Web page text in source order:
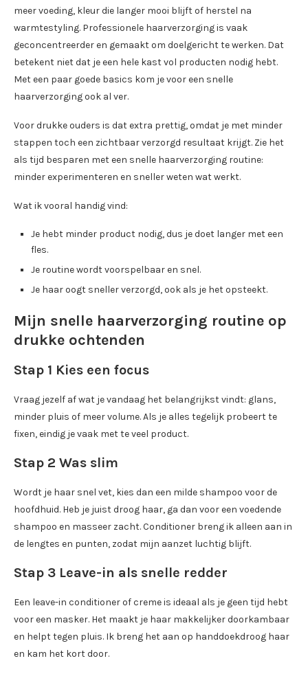
meer voeding, kleur die langer mooi blijft of herstel na
warmtestyling. Professionele haarverzorging is vaak
geconcentreerder en gemaakt om doelgericht te werken. Dat
betekent niet dat je een hele kast vol producten nodig hebt.
Met een paar goede basics kom je voor een snelle
haarverzorging ook al ver.
Voor drukke ouders is dat extra prettig, omdat je met minder
stappen toch een zichtbaar verzorgd resultaat krijgt. Zie het
als tijd besparen met een snelle haarverzorging routine:
minder experimenteren en sneller weten wat werkt.
Wat ik vooral handig vind:
Je hebt minder product nodig, dus je doet langer met een
fles.
Je routine wordt voorspelbaar en snel.
Je haar oogt sneller verzorgd, ook als je het opsteekt.
Mijn snelle haarverzorging routine op
drukke ochtenden
Stap 1 Kies een focus
Vraag jezelf af wat je vandaag het belangrijkst vindt: glans,
minder pluis of meer volume. Als je alles tegelijk probeert te
fixen, eindig je vaak met te veel product.
Stap 2 Was slim
Wordt je haar snel vet, kies dan een milde shampoo voor de
hoofdhuid. Heb je juist droog haar, ga dan voor een voedende
shampoo en masseer zacht. Conditioner breng ik alleen aan in
de lengtes en punten, zodat mijn aanzet luchtig blijft.
Stap 3 Leave-in als snelle redder
Een leave-in conditioner of creme is ideaal als je geen tijd hebt
voor een masker. Het maakt je haar makkelijker doorkambaar
en helpt tegen pluis. Ik breng het aan op handdoekdroog haar
en kam het kort door.